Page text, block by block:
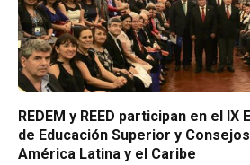
REDEM y REED participan en el
de Educación Superior y
América Latina y el Caribe